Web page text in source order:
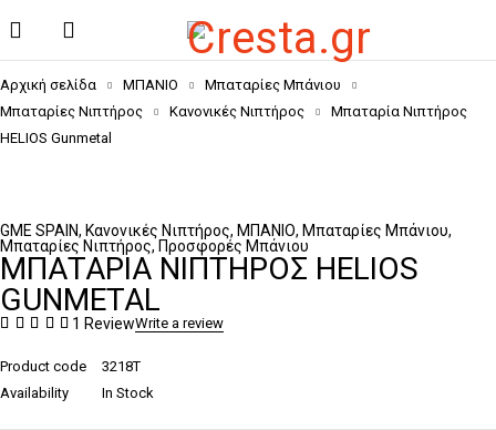
Αρχική σελίδα ΜΠΑΝΙΟ
Μπαταρίες Μπάνιου
Μπαταρίες Νιπτήρος
Κανονικές Νιπτήρος
Μπαταρία Νιπτήρος
HELIOS Gunmetal
GME SPAIN, Κανονικές Νιπτήρος, ΜΠΑΝΙΟ, Μπαταρίες Μπάνιου,
Μπαταρίες Νιπτήρος, Προσφορές Μπάνιου
ΜΠΑΤΑΡΊΑ ΝΙΠΤΉΡΟΣ HELIOS
GUNMETAL
1 ReviewWrite a review
Product code
3218T
Availability
In Stock